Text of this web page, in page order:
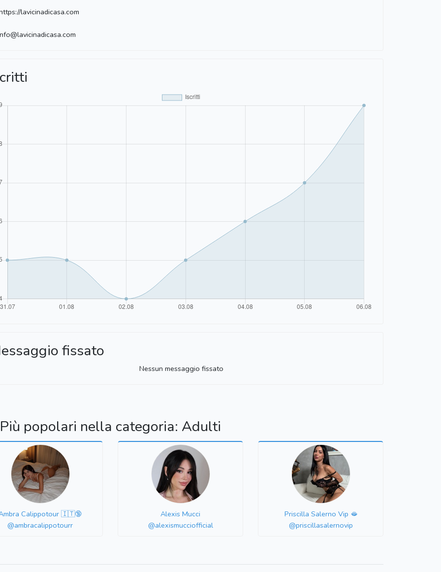
lavicinadicasa.com
fissato
Nessun messaggio fissato
Più popolari nella categoria: Adulti
Calippotour 🇮🇹🔞
@ambracalippotourr
Alexis Mucci
@alexismucciofficial
Priscilla Salerno Vip 🫦
@priscillasalernovip